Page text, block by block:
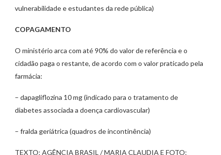
vulnerabilidade e estudantes da rede pública)
COPAGAMENTO
O ministério arca com até 90% do valor de referência e o
cidadão paga o restante, de acordo com o valor praticado pela
farmácia:
– dapagliflozina 10 mg (indicado para o tratamento de
diabetes associada a doença cardiovascular)
– fralda geriátrica (quadros de incontinência)
TEXTO: AGÊNCIA BRASIL / MARIA CLAUDIA E FOTO: